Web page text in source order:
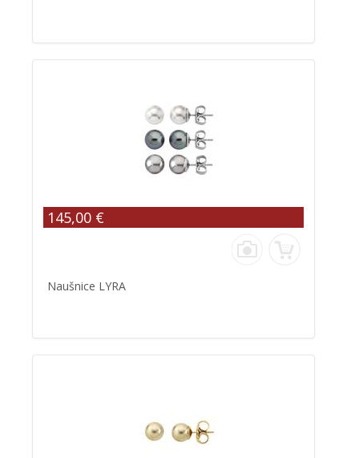
145,00 €
Naušnice LYRA